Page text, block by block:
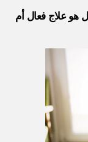
هو علاج فعال أم